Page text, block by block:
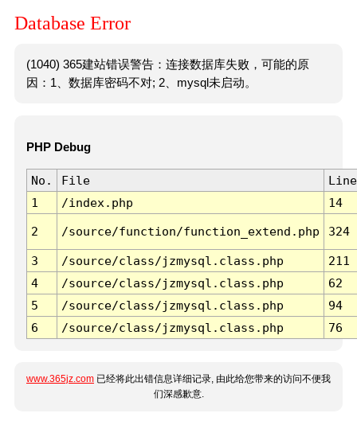
Database Error
(1040) 365建站错误警告：连接数据库失败，可能的原
因：1、数据库密码不对; 2、mysql未启动。
PHP Debug
No. File
Line
1
/index.php 14
2 /source/function/function_extend.php 324
3 /source/class/jzmysql.class.php
211
4
/source/class/jzmysql.class.php
62
5
/source/class/jzmysql.class.php
94
6
/source/class/jzmysql.class.php 76
www.365jz.com 已经将此出错信息详细记录, 由此给您带来的访问不便我
们深感歉意.